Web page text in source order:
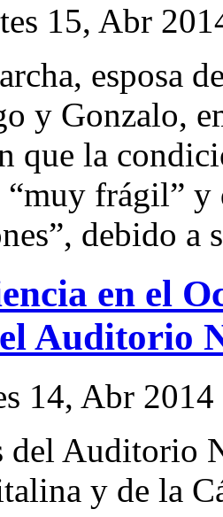
15, Abr
esposa
y Gonzalo,
que la
“muy frágil” y
debido a
en el
Auditorio
14, Abr 2014
del Auditorio
y de la